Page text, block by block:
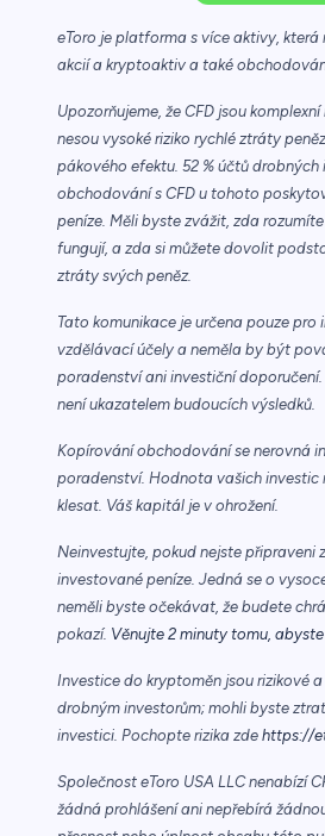
eToro je platforma s více aktivy,
akcií a kryptoaktiv a také
Upozorňujeme, že CFD jsou
nesou vysoké riziko rychlé ztráty
pákového efektu. 52 % účtů drobných
obchodování s CFD u tohoto
peníze. Měli byste zvážit, zda
fungují, a zda si můžete dovolit
ztráty svých peněz.
Tato komunikace je určena pouze pro
vzdělávací účely a neměla by být
poradenství ani investiční
není ukazatelem budoucích výsledků.
Kopírování obchodování se nerovná
poradenství. Hodnota vašich investic
klesat. Váš kapitál je v ohrožení.
Neinvestujte, pokud nejste připraveni
investované peníze. Jedná se o
neměli byste očekávat, že budete
pokazí. Věnujte 2 minuty tomu,
Investice do kryptoměn jsou rizikové
drobným investorům; mohli byste
investici. Pochopte rizika zde https://
Společnost eToro USA LLC nenabízí
žádná prohlášení ani nepřebírá